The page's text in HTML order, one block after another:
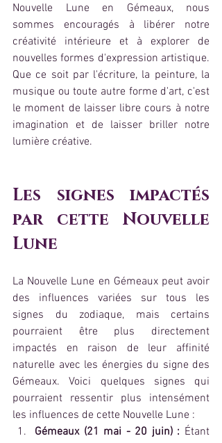
Nouvelle Lune en Gémeaux, nous
sommes encouragés à libérer notre
créativité intérieure et à explorer de
nouvelles formes d'expression artistique.
Que ce soit par l'écriture, la peinture, la
musique ou toute autre forme d'art, c'est
le moment de laisser libre cours à notre
imagination et de laisser briller notre
lumière créative.
Les signes impactés
par cette Nouvelle
Lune
La Nouvelle Lune en Gémeaux peut avoir
des influences variées sur tous les
signes du zodiaque, mais certains
pourraient être plus directement
impactés en raison de leur affinité
naturelle avec les énergies du signe des
Gémeaux. Voici quelques signes qui
pourraient ressentir plus intensément
les influences de cette Nouvelle Lune :
Gémeaux (21 mai - 20 juin) : Étant